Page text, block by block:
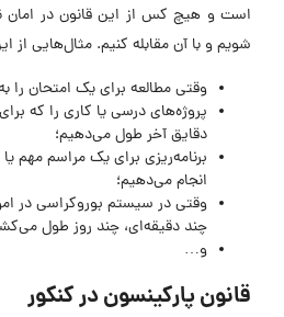
است و هیچ کس از این قانون در امان
شویم و با آن مقابله کنیم. مثال‌هایی از
وقتی مطالعه برای یک امتحان را
پروژه‌های درسی یا کاری را که
دقایق آخر طول می‌دهیم؛
برنامه‌ریزی برای یک مراسم مهم
انجام می‌دهیم؛
وقتی در سیستم بوروکراسی در
چند دقیقه‌ای، چند روز طول
و…
قانون پارکینسون در کنکور